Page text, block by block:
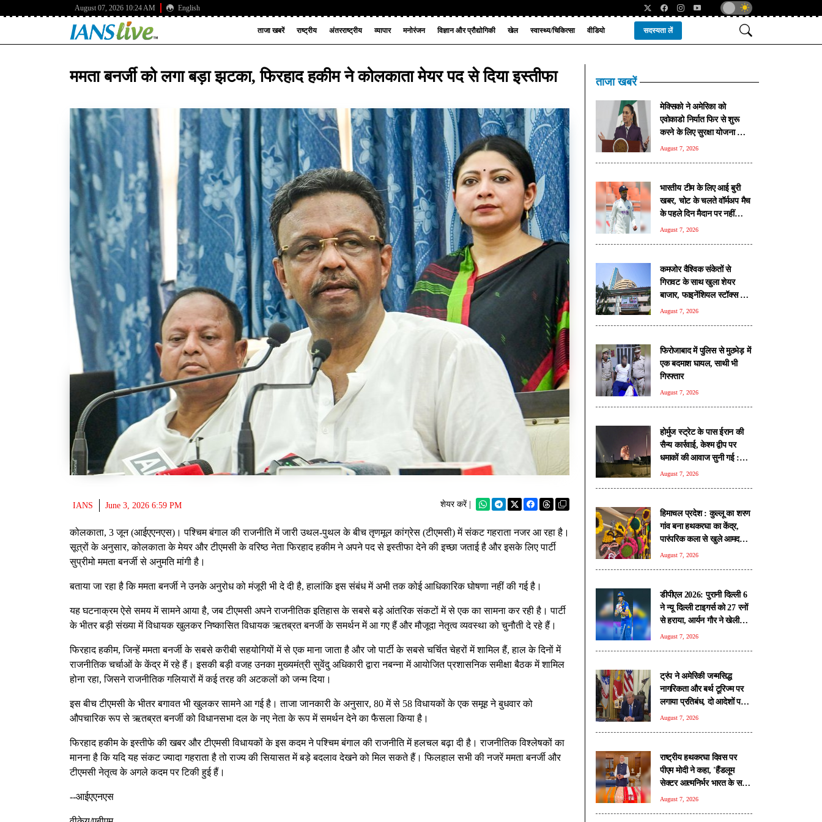
August 07, 2026 10:24 AM English
ताजा खबरें राष्ट्रीय अंतरराष्ट्रीय व्यापार मनोरंजन विज्ञान और प्रौद्योगिकी खेल स्वास्थ्य/चिकित्सा वीडियो सदस्यता लें
ममता बनर्जी को लगा बड़ा झटका, फिरहाद हकीम ने कोलकाता मेयर पद से दिया इस्तीफा
IANS June 3, 2026 6:59 PM शेयर करें |
कोलकाता, 3 जून (आईएएनएस)। पश्चिम बंगाल की राजनीति में जारी उथल-पुथल के बीच तृणमूल कांग्रेस (टीएमसी) में संकट गहराता नजर आ रहा है।
सूत्रों के अनुसार, कोलकाता के मेयर और टीएमसी के वरिष्ठ नेता फिरहाद हकीम ने अपने पद से इस्तीफा देने की इच्छा जताई है और इसके लिए पार्टी
सुप्रीमो ममता बनर्जी से अनुमति मांगी है।
बताया जा रहा है कि ममता बनर्जी ने उनके अनुरोध को मंजूरी भी दे दी है, हालांकि इस संबंध में अभी तक कोई आधिकारिक घोषणा नहीं की गई है।
यह घटनाक्रम ऐसे समय में सामने आया है, जब टीएमसी अपने राजनीतिक इतिहास के सबसे बड़े आंतरिक संकटों में से एक का सामना कर रही है। पार्टी
के भीतर बड़ी संख्या में विधायक खुलकर निष्कासित विधायक ऋतब्रत बनर्जी के समर्थन में आ गए हैं और मौजूदा नेतृत्व व्यवस्था को चुनौती दे रहे हैं।
फिरहाद हकीम, जिन्हें ममता बनर्जी के सबसे करीबी सहयोगियों में से एक माना जाता है और जो पार्टी के सबसे चर्चित चेहरों में शामिल हैं, हाल के दिनों में
राजनीतिक चर्चाओं के केंद्र में रहे हैं। इसकी बड़ी वजह उनका मुख्यमंत्री सुवेंदु अधिकारी द्वारा नबन्ना में आयोजित प्रशासनिक समीक्षा बैठक में शामिल
होना रहा, जिसने राजनीतिक गलियारों में कई तरह की अटकलों को जन्म दिया।
इस बीच टीएमसी के भीतर बगावत भी खुलकर सामने आ गई है। ताजा जानकारी के अनुसार, 80 में से 58 विधायकों के एक समूह ने बुधवार को
औपचारिक रूप से ऋतब्रत बनर्जी को विधानसभा दल के नए नेता के रूप में समर्थन देने का फैसला किया है।
फिरहाद हकीम के इस्तीफे की खबर और टीएमसी विधायकों के इस कदम ने पश्चिम बंगाल की राजनीति में हलचल बढ़ा दी है। राजनीतिक विश्लेषकों का
मानना है कि यदि यह संकट ज्यादा गहराता है तो राज्य की सियासत में बड़े बदलाव देखने को मिल सकते हैं। फिलहाल सभी की नजरें ममता बनर्जी और
टीएमसी नेतृत्व के अगले कदम पर टिकी हुई हैं।
--आईएएनएस
ताजा खबरें
मेक्सिको ने अमेरिका को
एवोकाडो निर्यात फिर से शुरू
करने के लिए सुरक्षा योजना का
किया ऐलान
August 7, 2026
भारतीय टीम के लिए आई बुरी
खबर, चोट के चलते वॉर्मअप मैच
के पहले दिन मैदान पर नहीं
उतरेंगे कप्तान शुभमन गिल
August 7, 2026
कमजोर वैश्विक संकेतों से
गिरावट के साथ खुला शेयर
बाजार, फाइनेंशियल स्टॉक्स पर
दबाव
August 7, 2026
फिरोजाबाद में पुलिस से मुठभेड़ में
एक बदमाश घायल, साथी भी
गिरफ्तार
August 7, 2026
होर्मुज स्ट्रेट के पास ईरान की
सैन्य कार्रवाई, केश्म द्वीप पर
धमाकों की आवाज सुनी गई :
रिपोर्ट
August 7, 2026
हिमाचल प्रदेश : कुल्लू का शरण
गांव बना हथकरघा का केंद्र,
पारंपरिक कला से खुले आमदनी
के रास्ते
August 7, 2026
डीपीएल 2026: पुरानी दिल्ली 6
ने न्यू दिल्ली टाइगर्स को 27 रनों
से हराया, आर्यन गौर ने खेली
तूफानी पारी
August 7, 2026
ट्रंप ने अमेरिकी जन्मसिद्ध
नागरिकता और बर्थ टूरिज्म पर
लगाया प्रतिबंध, दो आदेशों पर
किए हस्ताक्षर
August 7, 2026
राष्ट्रीय हथकरघा दिवस पर
पीएम मोदी ने कहा, 'हैंडलूम
सेक्टर आत्मनिर्भर भारत के सपने
को साकार करने का अहम स्तंभ'
August 7, 2026